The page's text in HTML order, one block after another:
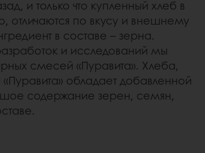
и только что купленный хлеб в
отличаются по вкусу и внешнему
в составе – зерна.
и исследований мы
смесей «Пуравита». Хлеба,
обладает добавленной
содержание зерен, семян,